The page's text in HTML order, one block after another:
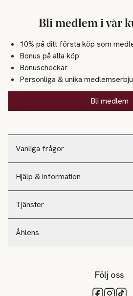
Vanliga frågor
Hjälp & information
Tjänster
Åhlens
Bli medlem i vår
10% på ditt första köp som
Bonus på alla köp
Bonuscheckar
Personliga & unika
Bli medlem
Följ oss